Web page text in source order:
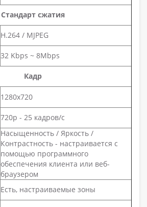
Стандарт сжатия
H.264 / MJPEG
32 Kbps ~ 8Mbps
Кадр
1280x720
720p - 25 кадров/с
Насыщенность / Яркость /
Контрастность - настраивается с
помощью программного
обеспечения клиента или веб-
браузером
Есть, настраиваемые зоны